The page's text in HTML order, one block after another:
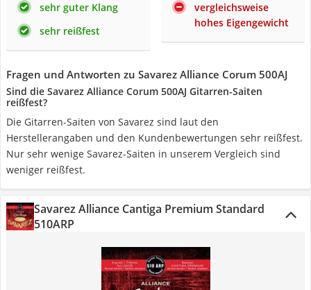
sehr guter Klang
sehr reißfest
vergleichsweise
hohes Eigengewicht
Fragen und Antworten zu Savarez Alliance Corum 500AJ
Sind die Savarez Alliance Corum 500AJ Gitarren-Saiten
reißfest?
Die Gitarren-Saiten von Savarez sind laut den
Herstellerangaben und den Kundenbewertungen sehr reißfest.
Nur sehr wenige Savarez-Saiten in unserem Vergleich sind
weniger reißfest.
Savarez Alliance Cantiga Premium Standard
510ARP